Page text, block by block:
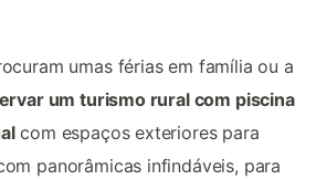
umas férias em família ou a
um turismo rural com piscina
com espaços exteriores para
panorâmicas infindáveis, para